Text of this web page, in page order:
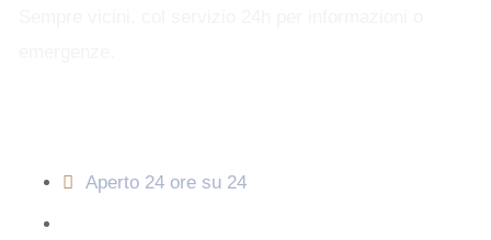
Aperto 24 ore su 24